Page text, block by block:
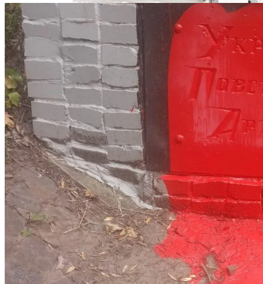
На Какую Зарплату Могут
Рассчитывать Украинцы За Рубежом:
Советы Для Беженцев
Индия Не Будет Спрашивать
Разрешения На Запуск Моделей ИИ
Вредно, Но Выгодно: В США Запрет На
Асбест Приняли Только Сейчас
В Украине Вновь Ожидаются
Проливные Дожди
В Зоне ООС Ранен Один Украинский
Воин